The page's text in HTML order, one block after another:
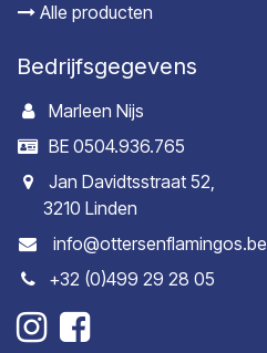
Alle producten
Bedrijfsgegevens
Marleen Nijs
BE 0504.936.765
Jan Davidtsstraat 52,
3210 Linden
info@ottersenflamingos.be
+32 (0)499 29 28 05